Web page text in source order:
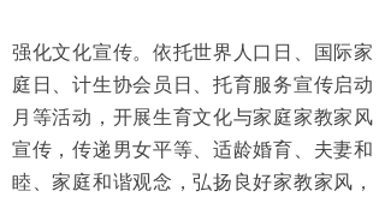
强化文化宣传。依托世界人口日、国际家
庭日、计生协会员日、托育服务宣传启动
月等活动，开展生育文化与家庭家教家风
宣传，传递男女平等、适龄婚育、夫妻和
睦、家庭和谐观念，弘扬良好家教家风，